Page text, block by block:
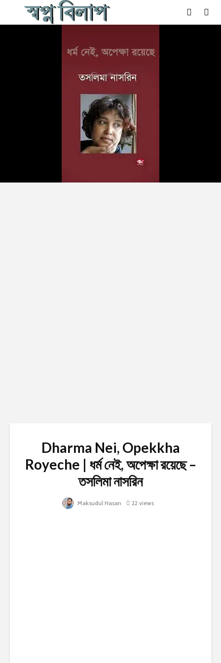
Dharma Nei, Opekkha
Royeche | ধর্ম নেই, অপেক্ষা রয়েছে –
তসলিমা নাসরিন
Maksudul Hasan 22 views